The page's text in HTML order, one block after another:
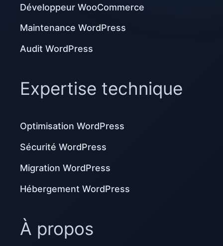
Développeur WooCommerce
Maintenance WordPress
Audit WordPress
Expertise technique
Optimisation WordPress
Sécurité WordPress
Migration WordPress
Hébergement WordPress
À propos